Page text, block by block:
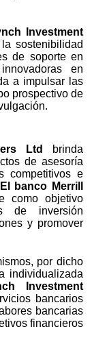
Investment
sostenibilidad
de soporte en
en
a impulsar las
prospectivo de
Ltd
brinda
de asesoría
competitivos e
El banco Merrill
como objetivo
de inversión
y promover
por dicho
individualizada
Investment
bancarios
bancarias
financieros